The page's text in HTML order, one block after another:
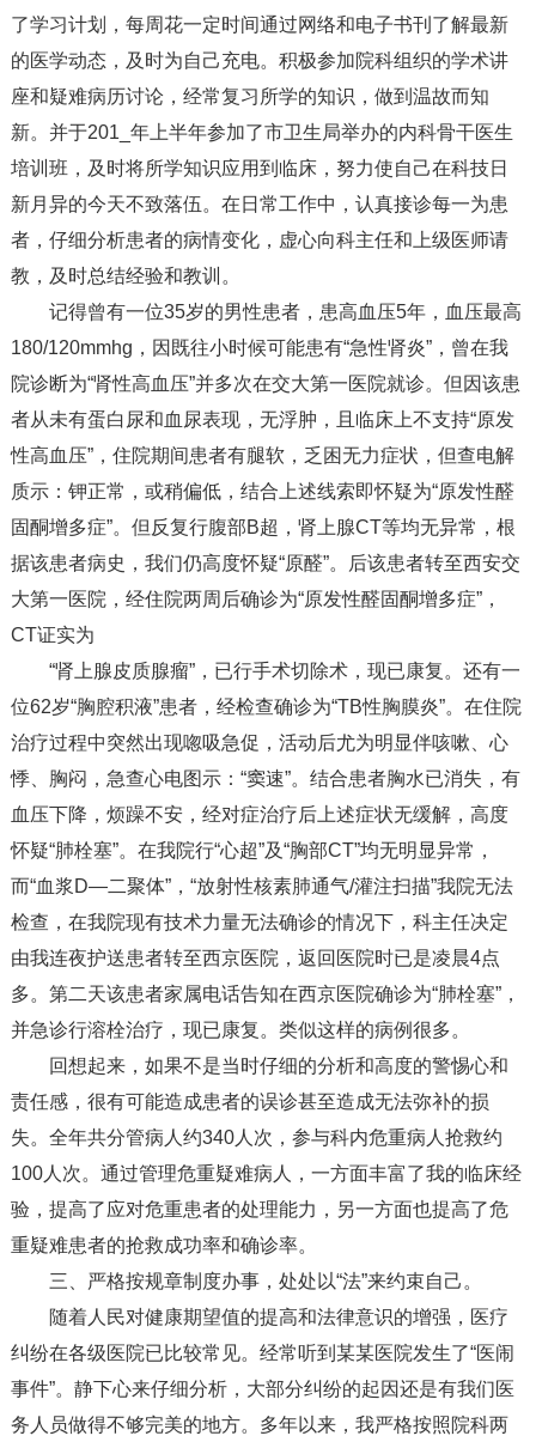
了学习计划，每周花一定时间通过网络和电子书刊了解最新
的医学动态，及时为自己充电。积极参加院科组织的学术讲
座和疑难病历讨论，经常复习所学的知识，做到温故而知
新。并于201_年上半年参加了市卫生局举办的内科骨干医生
培训班，及时将所学知识应用到临床，努力使自己在科技日
新月异的今天不致落伍。在日常工作中，认真接诊每一为患
者，仔细分析患者的病情变化，虚心向科主任和上级医师请
教，及时总结经验和教训。
记得曾有一位35岁的男性患者，患高血压5年，血压最高
180/120mmhg，因既往小时候可能患有“急性肾炎”，曾在我
院诊断为“肾性高血压”并多次在交大第一医院就诊。但因该患
者从未有蛋白尿和血尿表现，无浮肿，且临床上不支持“原发
性高血压”，住院期间患者有腿软，乏困无力症状，但查电解
质示：钾正常，或稍偏低，结合上述线索即怀疑为“原发性醛
固酮增多症”。但反复行腹部B超，肾上腺CT等均无异常，根
据该患者病史，我们仍高度怀疑“原醛”。后该患者转至西安交
大第一医院，经住院两周后确诊为“原发性醛固酮增多症”，
CT证实为
“肾上腺皮质腺瘤”，已行手术切除术，现已康复。还有一
位62岁“胸腔积液”患者，经检查确诊为“TB性胸膜炎”。在住院
治疗过程中突然出现唿吸急促，活动后尤为明显伴咳嗽、心
悸、胸闷，急查心电图示：“窦速”。结合患者胸水已消失，有
血压下降，烦躁不安，经对症治疗后上述症状无缓解，高度
怀疑“肺栓塞”。在我院行“心超”及“胸部CT”均无明显异常，
而“血浆D—二聚体”，“放射性核素肺通气/灌注扫描”我院无法
检查，在我院现有技术力量无法确诊的情况下，科主任决定
由我连夜护送患者转至西京医院，返回医院时已是凌晨4点
多。第二天该患者家属电话告知在西京医院确诊为“肺栓塞”，
并急诊行溶栓治疗，现已康复。类似这样的病例很多。
回想起来，如果不是当时仔细的分析和高度的警惕心和
责任感，很有可能造成患者的误诊甚至造成无法弥补的损
失。全年共分管病人约340人次，参与科内危重病人抢救约
100人次。通过管理危重疑难病人，一方面丰富了我的临床经
验，提高了应对危重患者的处理能力，另一方面也提高了危
重疑难患者的抢救成功率和确诊率。
三、严格按规章制度办事，处处以“法”来约束自己。
随着人民对健康期望值的提高和法律意识的增强，医疗
纠纷在各级医院已比较常见。经常听到某某医院发生了“医闹
事件”。静下心来仔细分析，大部分纠纷的起因还是有我们医
务人员做得不够完美的地方。多年以来，我严格按照院科两